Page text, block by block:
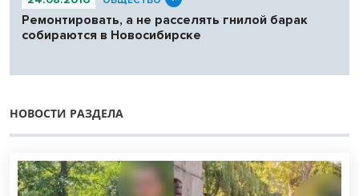
Ремонтировать, а не расселять гнилой барак
собираются в Новосибирске
НОВОСТИ РАЗДЕЛА